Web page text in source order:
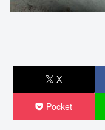
X
Pocket